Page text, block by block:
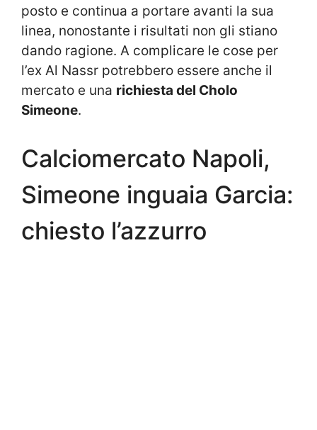
posto e continua a portare avanti la sua
linea, nonostante i risultati non gli stiano
dando ragione. A complicare le cose per
l’ex Al Nassr potrebbero essere anche il
mercato e una richiesta del Cholo
Simeone.
Calciomercato Napoli,
Simeone inguaia Garcia:
chiesto l’azzurro